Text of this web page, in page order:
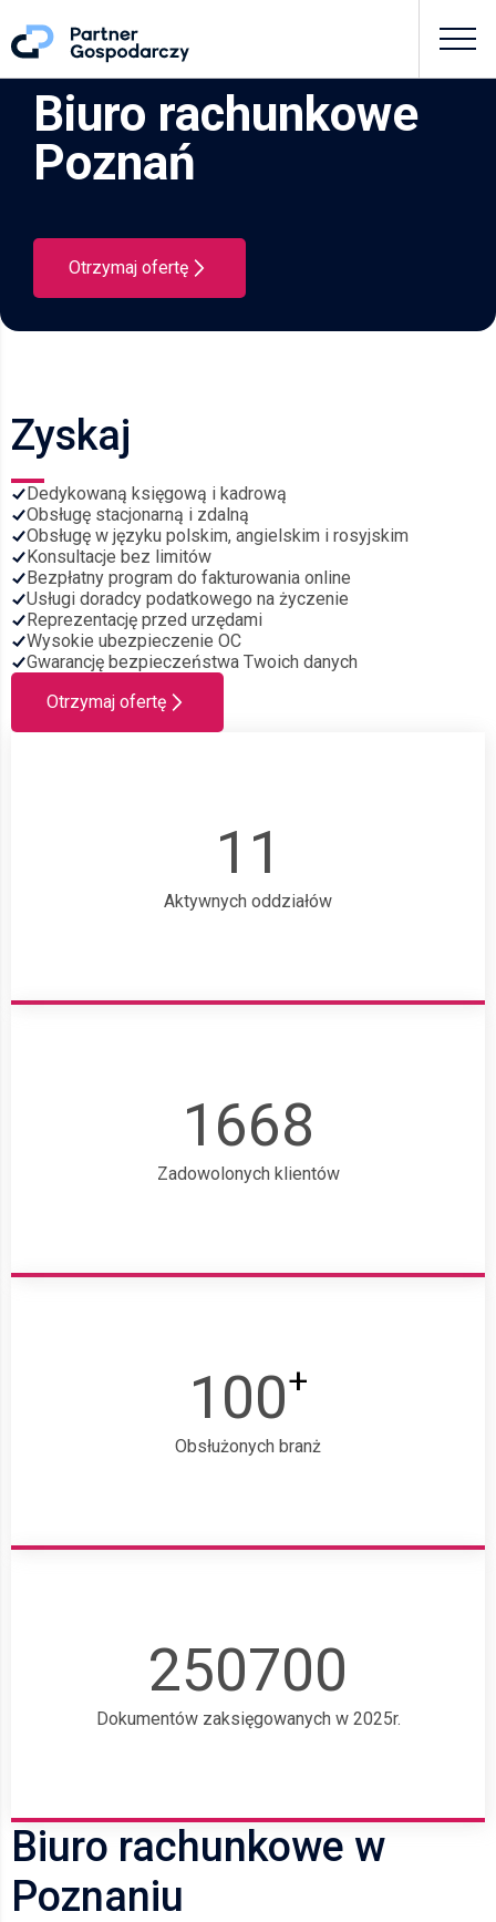
Biuro rachunkowe
Poznań
Otrzymaj ofertę
11
Aktywnych oddziałów
1668
Zadowolonych klientów
100+
Obsłużonych branż
250700
Dokumentów zaksięgowanych w 2025r.
Zyskaj
Dedykowaną księgową i kadrową
Obsługę stacjonarną i zdalną
Obsługę w języku polskim, angielskim i rosyjskim
Konsultacje bez limitów
Bezpłatny program do fakturowania online
Usługi doradcy podatkowego na życzenie
Reprezentację przed urzędami
Wysokie ubezpieczenie OC
Gwarancję bezpieczeństwa Twoich danych
Otrzymaj ofertę
Biuro rachunkowe w
Poznaniu